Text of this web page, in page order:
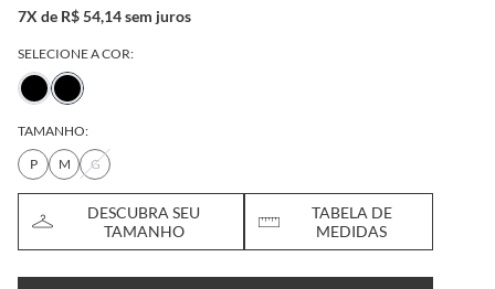
7X de R$ 54,14 sem juros
SELECIONE A COR:
TAMANHO:
P
M G
DESCUBRA SEU
TAMANHO
TABELA DE
MEDIDAS